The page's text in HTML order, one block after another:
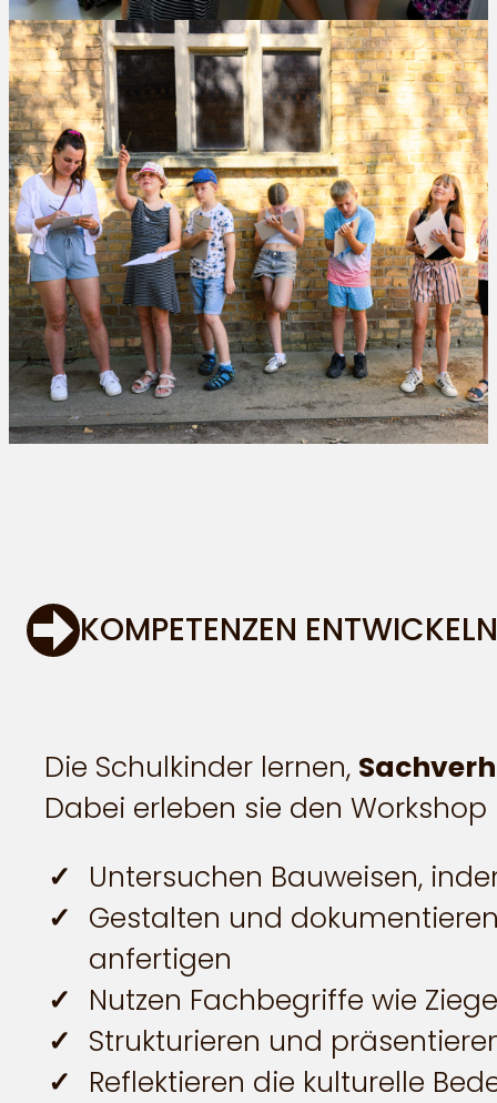
KOMPETENZEN ENTWICKELN
Die Schulkinder lernen,
Dabei erleben sie den
Untersuchen Bauweisen,
Gestalten und
anfertigen
Nutzen Fachbegriffe wie
Strukturieren und
Reflektieren die kulturelle